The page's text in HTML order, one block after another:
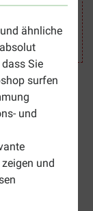
ähnliche
Sie
surfen
und
und
und
der Zähne
enthält 64
Katze